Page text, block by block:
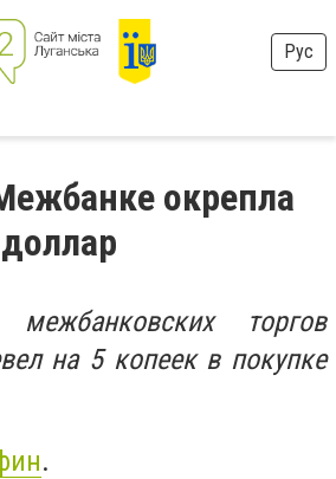
Рус
окрепла
торгов
на 5 копеек в покупке
.